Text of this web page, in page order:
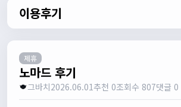
이용후기
제휴
노마드 후기
그바치2026.06.01추천 0조회수 807댓글 0